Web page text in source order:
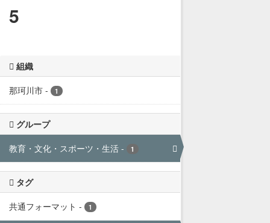
5
組織
那珂川市 - 1
グループ
教育・文化・スポーツ・生活 - 1
タグ
共通フォーマット - 1